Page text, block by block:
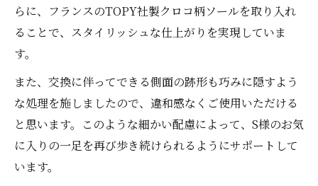
らに、フランスのTOPY社製クロコ柄ソールを取り入れ
ることで、スタイリッシュな仕上がりを実現していま
す。
また、交換に伴ってできる側面の跡形も巧みに隠すよう
な処理を施しましたので、違和感なくご使用いただける
と思います。このような細かい配慮によって、S様のお気
に入りの一足を再び歩き続けられるようにサポートして
います。